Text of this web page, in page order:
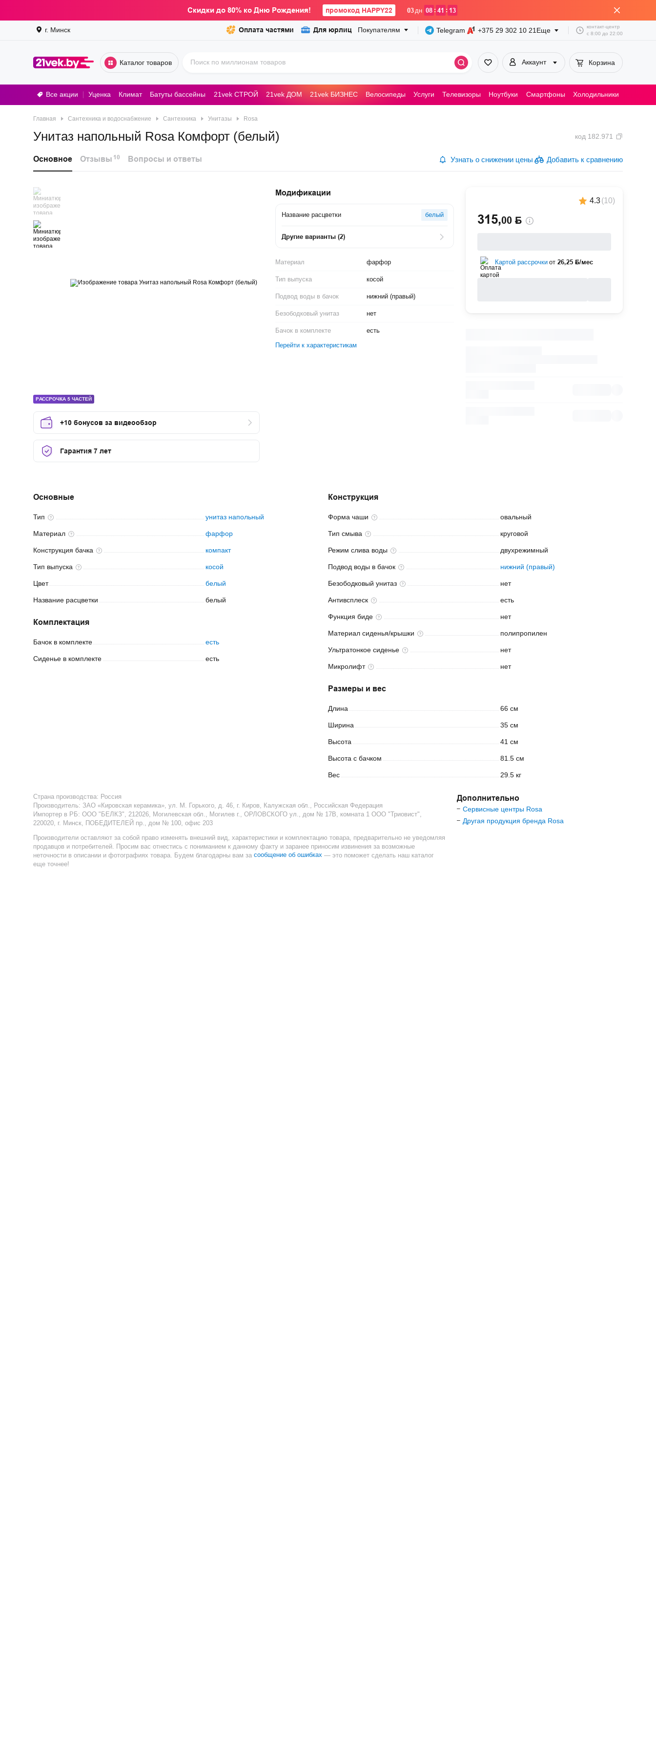
Скидки до 80% ко Дню Рождения! промокод HAPPY22 03 дн 08 : 41 : 13
г. Минск Оплата частями Для юрлиц Покупателям Telegram +375 29 302 10 21 Еще
контакт-центр
с 8:00 до 22:00
Каталог товаров Аккаунт Корзина
Все акции Уценка Климат Батуты бассейны 21vek СТРОЙ 21vek ДОМ 21vek БИЗНЕС Велосипеды Услуги Телевизоры Ноутбуки Смартфоны Холодильники
Стиральные машины
Rosa
Унитазы
Сантехника
Сантехника и водоснабжение
Главная
Унитаз напольный Rosa Комфорт (белый) код 182.971
Основное Отзывы 10 Вопросы и ответы Узнать о снижении цены Добавить к сравнению
РАССРОЧКА 5 ЧАСТЕЙ
+10 бонусов за видеообзор
Гарантия 7 лет
Модификации
Название расцветки белый
Другие варианты (2)
Материал фарфор
Тип выпуска косой
Подвод воды в бачок нижний (правый)
Безободковый унитаз нет
Бачок в комплекте
есть
Перейти к характеристикам
4.3(10)
315,00 Ҕ
Картой рассрочки от 26,25 Ҕ/мес
Основные
Тип унитаз напольный
Материал фарфор
Конструкция бачка компакт
Тип выпуска косой
Цвет белый
Название расцветки белый
Комплектация
Бачок в комплекте есть
Сиденье в комплекте есть
Конструкция
Форма чаши овальный
Тип смыва круговой
Режим слива воды двухрежимный
Подвод воды в бачок нижний (правый)
Безободковый унитаз нет
Антивсплеск есть
Функция биде нет
Материал сиденья/крышки полипропилен
Ультратонкое сиденье нет
Микролифт нет
Размеры и вес
Длина 66 см
Ширина 35 см
Высота 41 см
Высота с бачком 81.5 см
Вес 29.5 кг
Страна производства: Россия
Производитель: ЗАО «Кировская керамика», ул. М. Горького, д. 46, г. Киров, Калужская обл., Российская Федерация
Импортер в РБ: ООО "БЕЛКЗ", 212026, Могилевская обл., Могилев г., ОРЛОВСКОГО ул., дом № 17В, комната 1 ООО "Триовист",
220020, г. Минск, ПОБЕДИТЕЛЕЙ пр., дом № 100, офис 203
Производители оставляют за собой право изменять внешний вид, характеристики и комплектацию товара, предварительно не уведомляя
продавцов и потребителей. Просим вас отнестись с пониманием к данному факту и заранее приносим извинения за возможные
неточности в описании и фотографиях товара. Будем благодарны вам за сообщение об ошибках — это поможет сделать наш каталог
еще точнее!
Дополнительно
– Сервисные центры Rosa
– Другая продукция бренда Rosa